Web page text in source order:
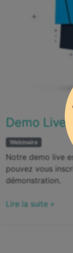
Demo Live
Webinaire
Notre demo live
pouvez vous
démonstration.
Lire la suite »